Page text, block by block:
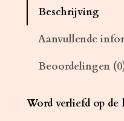
A
Beschrijving
Aanvullende
Beoordelingen
Word verliefd op